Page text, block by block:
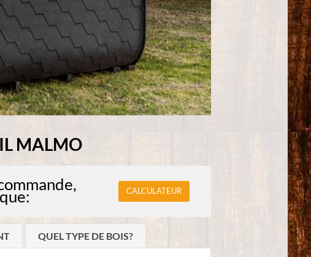
MALMO
CALCULATEUR
QUEL TYPE DE BOIS?